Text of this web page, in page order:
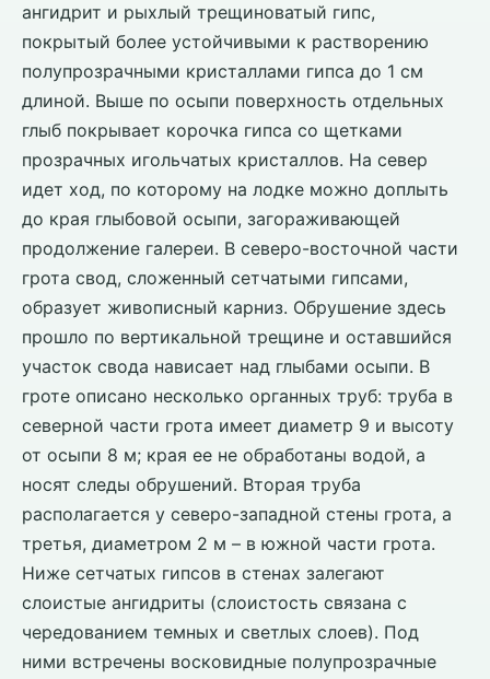
ангидрит и рыхлый трещиноватый гипс,
покрытый более устойчивыми к растворению
полупрозрачными кристаллами гипса до 1 см
длиной. Выше по осыпи поверхность отдельных
глыб покрывает корочка гипса со щетками
прозрачных игольчатых кристаллов. На север
идет ход, по которому на лодке можно доплыть
до края глыбовой осыпи, загораживающей
продолжение галереи. В северо-восточной части
грота свод, сложенный сетчатыми гипсами,
образует живописный карниз. Обрушение здесь
прошло по вертикальной трещине и оставшийся
участок свода нависает над глыбами осыпи. В
гроте описано несколько органных труб: труба в
северной части грота имеет диаметр 9 и высоту
от осыпи 8 м; края ее не обработаны водой, а
носят следы обрушений. Вторая труба
располагается у северо-западной стены грота, а
третья, диаметром 2 м – в южной части грота.
Ниже сетчатых гипсов в стенах залегают
слоистые ангидриты (слоистость связана с
чередованием темных и светлых слоев). Под
ними встречены восковидные полупрозрачные